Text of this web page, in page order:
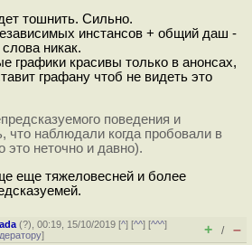
тошнить. Сильно.
инстансов + общий даш -
никак.
графики красивы только в анонсах,
графану чтоб не видеть это
поведения и
что наблюдали когда пробовали в
это неточно и давно).
еще тяжеловесней и более
(?), 00:19, 15/10/2019 [^] [^^] [^^^]
] + / –